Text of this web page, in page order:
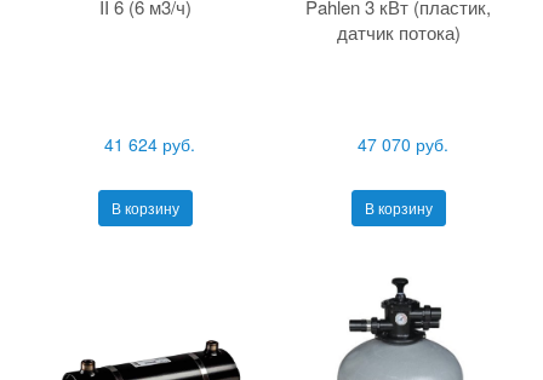
II 6 (6 м3/ч)
41 624 руб.
В корзину
Pahlen 3 кВт (пластик,
датчик потока)
47 070 руб.
В корзину